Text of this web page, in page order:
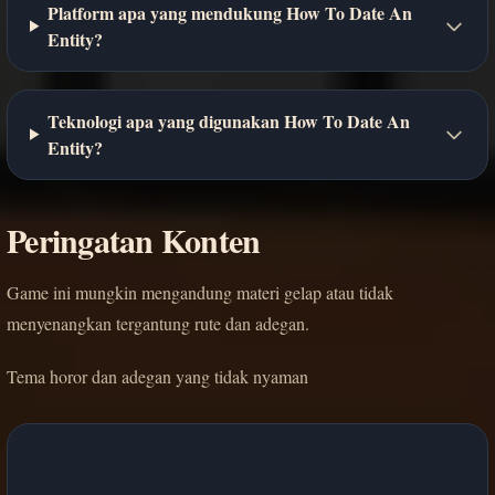
Platform apa yang mendukung How To Date An
Entity?
Teknologi apa yang digunakan How To Date An
Entity?
Peringatan Konten
Game ini mungkin mengandung materi gelap atau tidak
menyenangkan tergantung rute dan adegan.
Tema horor dan adegan yang tidak nyaman